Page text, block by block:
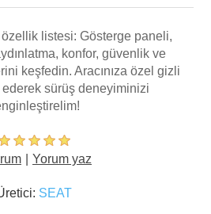
listesi: Gösterge paneli,
konfor, güvenlik ve
keşfedin. Aracınıza özel gizli
sürüş deneyiminizi
Yorum yaz
SEAT